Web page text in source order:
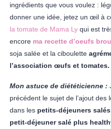
ingrédients que vous voulez :
donner une idée, jetez un œil à
la tomate de Mama Ly qui est
encore ma recette d’oeufs
soja salée et la ciboulette
l’association œufs et tomates.
Mon astuce de diététicienne :
précédent le sujet de l’ajout
dans les petits-déjeuners salés
petit-déjeuner salé plus